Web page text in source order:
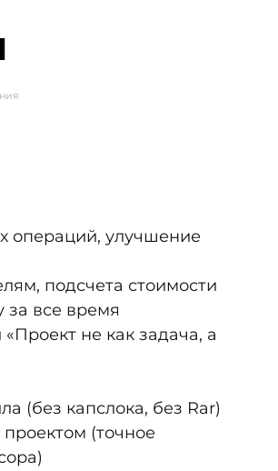
операций, улучшение
подсчета стоимости
за все время
не как задача, а
(без капслока, без Rar)
(точное